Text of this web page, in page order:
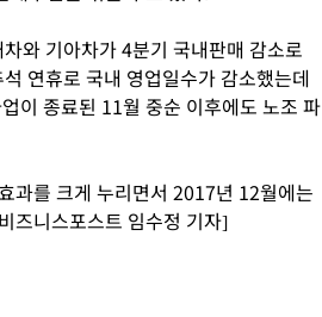
와 기아차가 4분기 국내판매 감소로
연휴로 국내 영업일수가 감소했는데
이 종료된 11월 중순 이후에도 노조 파
과를 크게 누리면서 2017년 12월에는
즈니스포스트 임수정 기자]